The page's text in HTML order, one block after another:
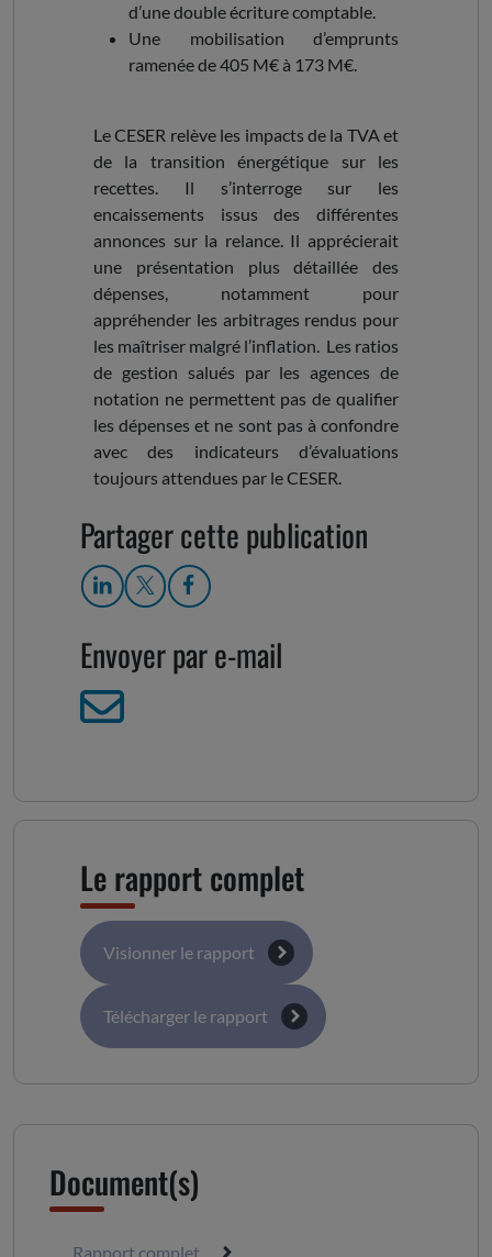
d’une double écriture comptable.
Une mobilisation d’emprunts
ramenée de 405 M€ à 173 M€.
Le CESER relève les impacts de la TVA et
de la transition énergétique sur les
recettes. Il s’interroge sur les
encaissements issus des différentes
annonces sur la relance. Il apprécierait
une présentation plus détaillée des
dépenses, notamment pour
appréhender les arbitrages rendus pour
les maîtriser malgré l’inflation. Les ratios
de gestion salués par les agences de
notation ne permettent pas de qualifier
les dépenses et ne sont pas à confondre
avec des indicateurs d’évaluations
toujours attendues par le CESER.
Partager cette publication
Envoyer par e-mail
Le rapport complet
Visionner le rapport
Télécharger le rapport
Document(s)
Rapport complet